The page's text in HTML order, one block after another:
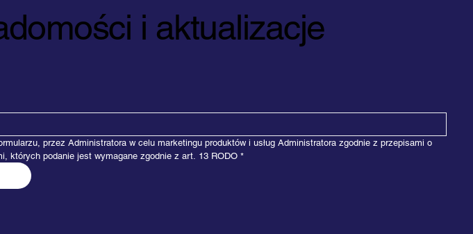
i aktualizacje
przez Administratora w celu marketingu produktów i usług Administratora zgodnie z przepisami o
których podanie jest wymagane zgodnie z art. 13 RODO *